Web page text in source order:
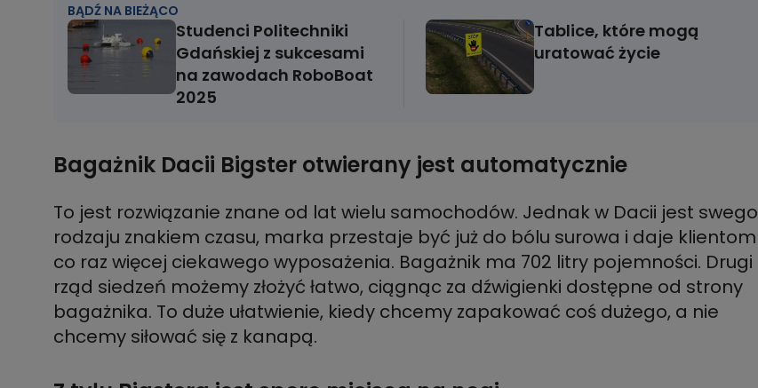
BĄDŹ NA BIEŻĄCO
Studenci Politechniki
Gdańskiej z sukcesami
na zawodach RoboBoat
2025
Tablice, które mogą
uratować życie
Bagażnik Dacii Bigster otwierany jest automatycznie
To jest rozwiązanie znane od lat wielu samochodów. Jednak w Dacii jest swego
rodzaju znakiem czasu, marka przestaje być już do bólu surowa i daje klientom
co raz więcej ciekawego wyposażenia. Bagażnik ma 702 litry pojemności. Drugi
rząd siedzeń możemy złożyć łatwo, ciągnąc za dźwigienki dostępne od strony
bagażnika. To duże ułatwienie, kiedy chcemy zapakować coś dużego, a nie
chcemy siłować się z kanapą.